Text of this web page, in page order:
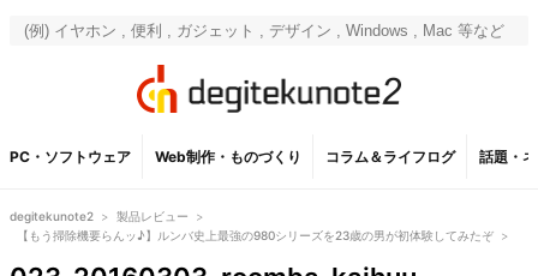
PC・ソフトウェア Web制作・ものづくり コラム＆ライフログ 話題・
degitekunote2 > 製品レビュー
>
【もう掃除機要らんッ♪】ルンバ史上最強の980シリーズを23歳の男が初体験してみたぞ >